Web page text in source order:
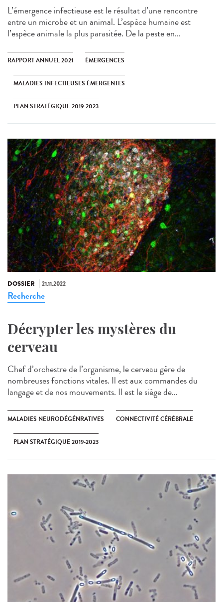
L’émergence infectieuse est le résultat d’une rencontre
entre un microbe et un animal. L’espèce humaine est
l’espèce animale la plus parasitée. De la peste en...
RAPPORT ANNUEL 2021 ÉMERGENCES
MALADIES INFECTIEUSES ÉMERGENTES
PLAN STRATÉGIQUE 2019-2023
DOSSIER 21.11.2022
Recherche
Décrypter les mystères du
cerveau
Chef d’orchestre de l’organisme, le cerveau gère de
nombreuses fonctions vitales. Il est aux commandes du
langage et de nos mouvements. Il est le siège de...
MALADIES NEURODÉGÉNRATIVES CONNECTIVITÉ CÉRÉBRALE
PLAN STRATÉGIQUE 2019-2023